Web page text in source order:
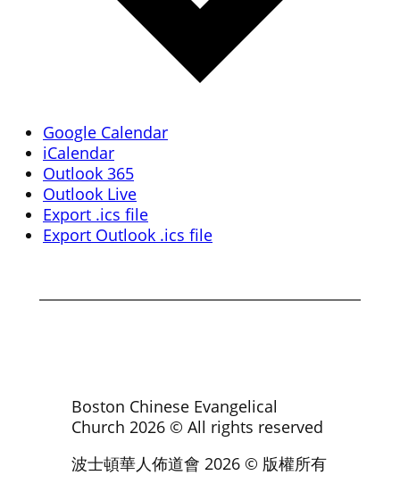
Google Calendar
iCalendar
Outlook 365
Outlook Live
Export .ics file
Export Outlook .ics file
Boston Chinese Evangelical
Church 2026© All rights reserved
波士頓華人佈道會 2026© 版權所有